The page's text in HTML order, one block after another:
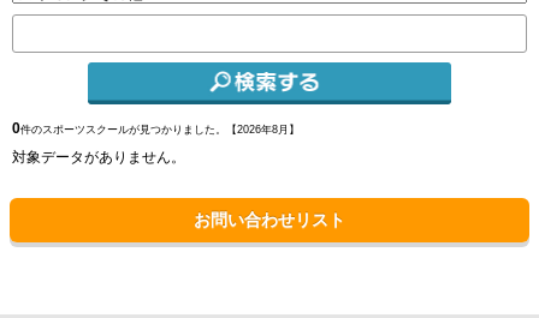
0件のスポーツスクールが見つかりました。【2026年8月】
対象データがありません。
お問い合わせリスト